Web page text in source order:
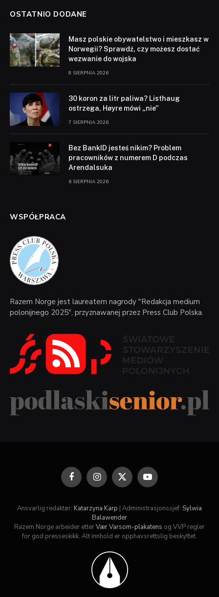
OSTATNIO DODANE
Masz polskie obywatelstwo i mieszkasz w
Norwegii? Sprawdź, czy możesz dostać
wezwanie do wojska
8 SIERPNIA 2026
30 koron za litr paliwa? Listhaug
ostrzega, Høyre mówi „nie”
7 SIERPNIA 2026
Bez BankID jesteś nikim? Problem
pracowników z numerem D podczas
Arendalsuka
6 SIERPNIA 2026
WSPÓŁPRACA
Razem Norge jest laureatem nagrody "Redakcja medium
polonijnego 2025", przyznawanej przez Press Club Polska.
FacebookInstagram
X
(Twitter)
YouTube
Ansvarlig redaktør: Katarzyna Karp | Administrasjonssjef: Sylwia
Balawender
Razem Norge arbeider etterVær Varsom-plakatens og VVP regler
for god presseskikk. Alt innhold er opphavsrettslig beskyttet.